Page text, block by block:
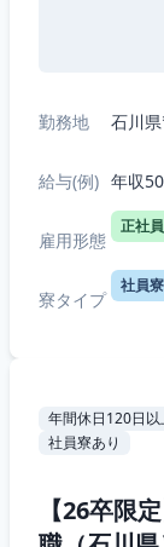
勤務地 石川
給与(例) 年収
雇用形態
正社員
寮タイプ
社員寮
年間休日120日以
社員寮あり
【26卒限